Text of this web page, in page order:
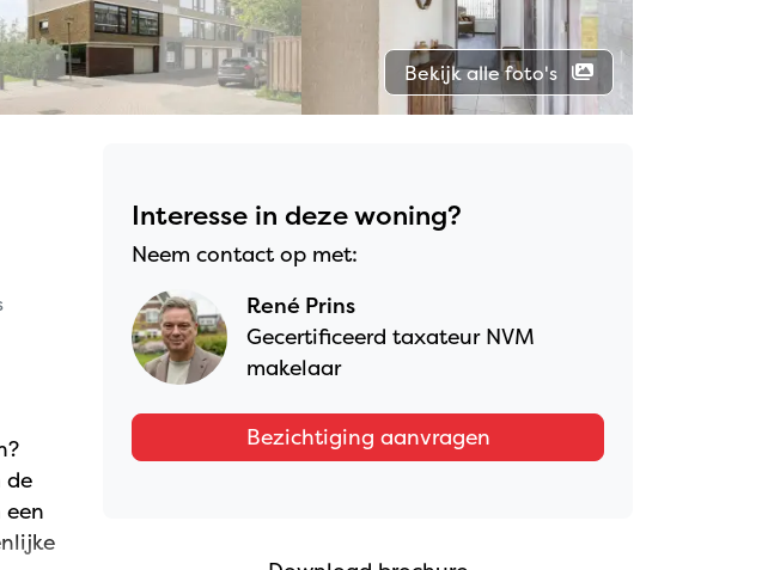
Bekijk alle foto's
de
Interesse in deze woning?
Neem contact op met:
René Prins
Gecertificeerd taxateur NVM
makelaar
Bezichtiging aanvragen